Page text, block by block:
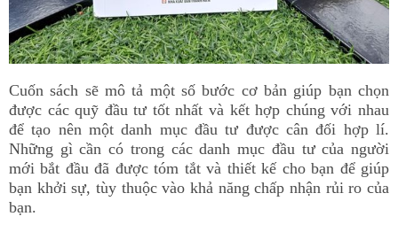
Cuốn sách sẽ mô tả một số bước cơ bản giúp bạn chọn
được các quỹ đầu tư tốt nhất và kết hợp chúng với nhau
để tạo nên một danh mục đầu tư được cân đối hợp lí.
Những gì cần có trong các danh mục đầu tư của người
mới bắt đầu đã được tóm tắt và thiết kế cho bạn để giúp
bạn khởi sự, tùy thuộc vào khả năng chấp nhận rủi ro của
bạn.